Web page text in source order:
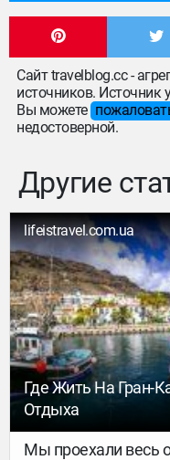
Сайт travelblog.cc -
источников. Источник
Вы можете
недостоверной.
Другие
lifeistravel.com.ua
Где Жить На Гран-
Отдыха
Мы проехали весь